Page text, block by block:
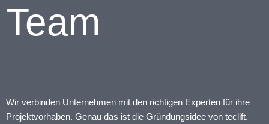
Team
Wir verbinden Unternehmen mit den richtigen Experten für ihre
Projektvorhaben. Genau das ist die Gründungsidee von teclift.